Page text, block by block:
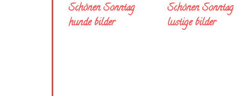
Schönen Sonntag
hunde bilder
Schönen Sonntag
lustige bilder